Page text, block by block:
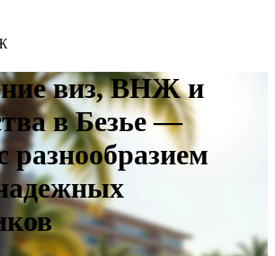
виз, ВНЖ и
в Безье —
разнообразием